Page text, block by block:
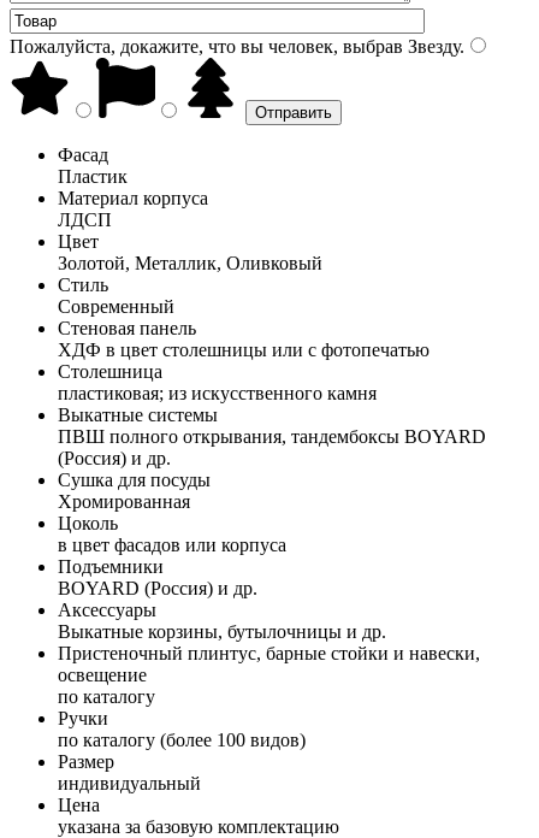
Пожалуйста, докажите, что вы человек, выбрав Звезду.
Фасад
Пластик
Материал корпуса
ЛДСП
Цвет
Золотой, Металлик, Оливковый
Стиль
Современный
Стеновая панель
ХДФ в цвет столешницы или с фотопечатью
Столешница
пластиковая; из искусственного камня
Выкатные системы
ПВШ полного открывания, тандембоксы BOYARD
(Россия) и др.
Сушка для посуды
Хромированная
Цоколь
в цвет фасадов или корпуса
Подъемники
BOYARD (Россия) и др.
Аксессуары
Выкатные корзины, бутылочницы и др.
Пристеночный плинтус, барные стойки и навески,
освещение
по каталогу
Ручки
по каталогу (более 100 видов)
Размер
индивидуальный
Цена
указана за базовую комплектацию